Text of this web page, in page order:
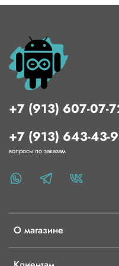
О магазине
+7 (913) 607-07-
+7 (913) 643-43-
вопросы по заказам